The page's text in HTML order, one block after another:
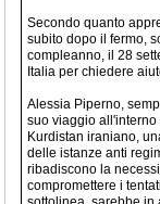
Secondo quanto
subito dopo il fermo,
compleanno, il 28
Italia per chiedere
Alessia Piperno,
suo viaggio all'interno
Kurdistan iraniano,
delle istanze anti
ribadiscono la
compromettere i